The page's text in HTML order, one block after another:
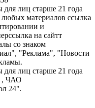
для лиц старше 21 года
материалов ссылка
и
на сайтт
со знаком
"Реклама", "Новости
для лиц старше 21 года
, ЧАО
24".